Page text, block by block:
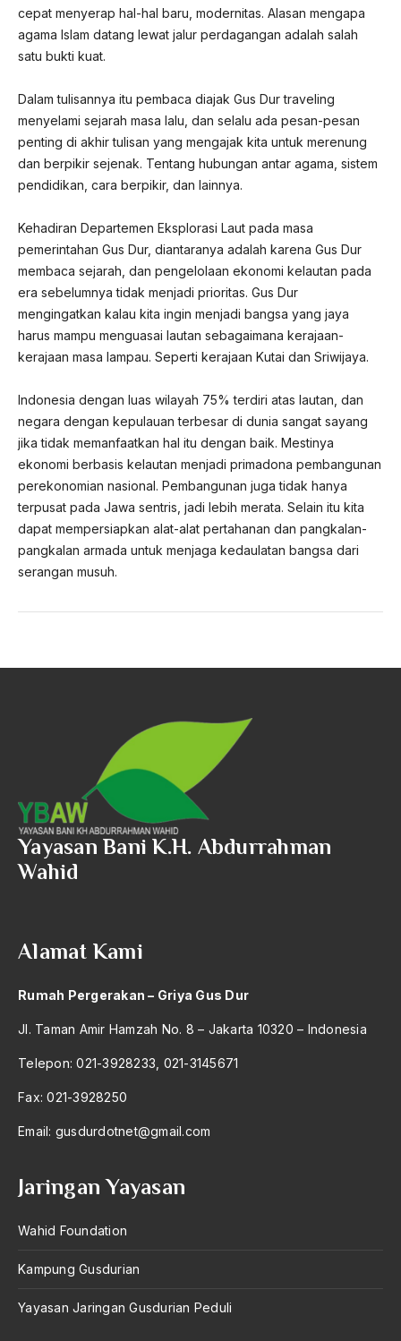
cepat menyerap hal-hal baru, modernitas. Alasan mengapa
agama Islam datang lewat jalur perdagangan adalah salah
satu bukti kuat.
Dalam tulisannya itu pembaca diajak Gus Dur traveling
menyelami sejarah masa lalu, dan selalu ada pesan-pesan
penting di akhir tulisan yang mengajak kita untuk merenung
dan berpikir sejenak. Tentang hubungan antar agama, sistem
pendidikan, cara berpikir, dan lainnya.
Kehadiran Departemen Eksplorasi Laut pada masa
pemerintahan Gus Dur, diantaranya adalah karena Gus Dur
membaca sejarah, dan pengelolaan ekonomi kelautan pada
era sebelumnya tidak menjadi prioritas. Gus Dur
mengingatkan kalau kita ingin menjadi bangsa yang jaya
harus mampu menguasai lautan sebagaimana kerajaan-
kerajaan masa lampau. Seperti kerajaan Kutai dan Sriwijaya.
Indonesia dengan luas wilayah 75% terdiri atas lautan, dan
negara dengan kepulauan terbesar di dunia sangat sayang
jika tidak memanfaatkan hal itu dengan baik. Mestinya
ekonomi berbasis kelautan menjadi primadona pembangunan
perekonomian nasional. Pembangunan juga tidak hanya
terpusat pada Jawa sentris, jadi lebih merata. Selain itu kita
dapat mempersiapkan alat-alat pertahanan dan pangkalan-
pangkalan armada untuk menjaga kedaulatan bangsa dari
serangan musuh.
Yayasan Bani K.H. Abdurrahman
Wahid
Alamat Kami
Rumah Pergerakan – Griya Gus Dur
Jl. Taman Amir Hamzah No. 8 – Jakarta 10320 – Indonesia
Telepon: 021-3928233, 021-3145671
Fax: 021-3928250
Email: gusdurdotnet@gmail.com
Jaringan Yayasan
Wahid Foundation
Kampung Gusdurian
Yayasan Jaringan Gusdurian Peduli